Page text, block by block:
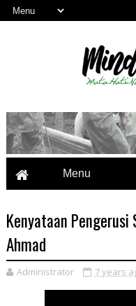
Kenyataan Pengerusi
Ahmad
Administrator 7 years